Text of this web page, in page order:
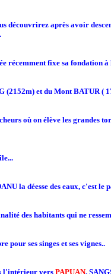
découvrirez après avoir
récemment fixe sa fondation à
et du Mont BATUR (
où on élève les grandes
la déesse des eaux, c'est le
des habitants qui ne
pour ses singes et ses vignes..
l'intérieur vers PAPUAN,